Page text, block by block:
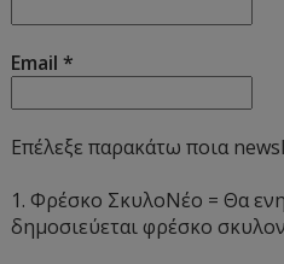
Email*
Επέλεξε παρακάτω ποια
1. Φρέσκο ΣκυλοΝέο = Θα
δημοσιεύεται φρέσκο